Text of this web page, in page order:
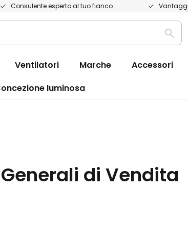
Consulente esperto al tuo fianco
Ventilatori Marche Accessori
luminosa
di Vendita